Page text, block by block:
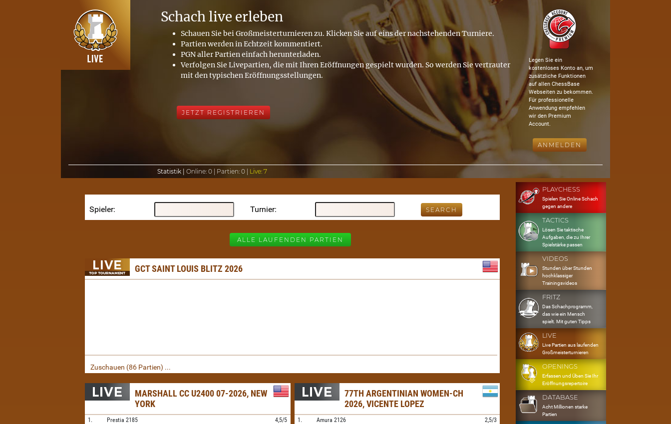
Schach live erleben
Schauen Sie bei Großmeisterturnieren zu. Klicken Sie auf eins der nachstehenden Turniere.
Partien werden in Echtzeit kommentiert.
PGN aller Partien einfach herunterladen.
Verfolgen Sie Livepartien, die mit Ihren Eröffnungen gespielt wurden. So werden Sie vertrauter
mit den typischen Eröffnungsstellungen.
JETZT REGISTRIEREN
Legen Sie ein
kostenloses Konto an, um
zusätzliche Funktionen
auf allen ChessBase
Webseiten zu bekommen.
Für professionelle
Anwendung empfehlen
wir den Premium
Account.
ANMELDEN
Statistik | Online:0 | Partien:0 | Live:7
Spieler Turnier
ALLE LAUFENDEN PARTIEN
GCT SAINT LOUIS BLITZ 2026
Zuschauen (86 Partien) ...
MARSHALL CC U2400 07-2026, NEW
YORK
1. Prestia 2185
4,5/5
77TH ARGENTINIAN WOMEN-CH
2026, VICENTE LOPEZ
1. Amura 2126
2,5/3
PLAYCHESS
Spielen Sie Online Schach
gegen andere
TACTICS
Lösen Sie taktische
Aufgaben, die zu Ihrer
Spielstärke passen
VIDEOS
Stunden über Stunden
hochklassiger
Trainingsvideos
FRITZ
Das Schachprogramm,
das wie ein Mensch
spielt. Mit guten Tipps
LIVE
Live Partien aus laufenden
Großmeisterturnieren
OPENINGS
Erfassen und Üben Sie Ihr
Eröffnungsrepertoire
DATABASE
Acht Millionen starke
Partien